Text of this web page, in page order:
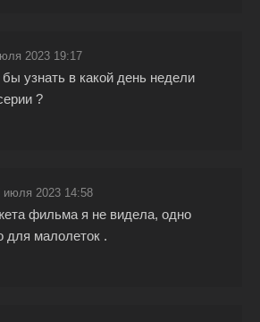
2023 19:17
узнать в какой день недели
?
июля 2023 14:58
фильма я не видела, одно
для малолеток .